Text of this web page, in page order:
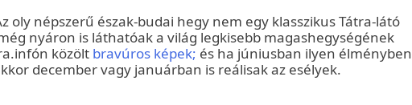
oly népszerű észak-budai hegy nem egy klasszikus Tátra-látó
nyáron is láthatóak a világ legkisebb magashegységének
közölt bravúros képek; és ha júniusban ilyen élményben
december vagy januárban is reálisak az esélyek.